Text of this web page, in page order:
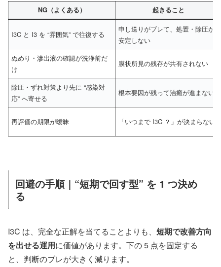
NG（よくある） 起きること
I3C と I3 を “雰囲気” で往復する
申し送りがブレて、処置・除圧が
安定しない
ぬめり・滲出液の確認が洗浄前だ
け
膜状所見の残存が共有されない
除圧・ずれ対策より先に “感染対
応” へ寄せる
根本要因が残って治癒が進まない
再評価の期限が曖昧 「いつまで I3C ？」が決まらない
回避の手順｜“短期で回す型” を 1 つ決め
る
I3C は、完全な正解を当てることよりも、 短期で改善方向
を出せる運用に価値があります。下の 5 点を固定する
と、判断のブレが大きく減ります。